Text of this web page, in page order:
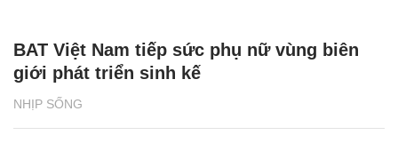
NHỊP SỐNG
BAT Việt Nam tiếp sức phụ nữ vùng biên
giới phát triển sinh kế